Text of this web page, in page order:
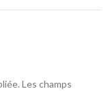
Les champs